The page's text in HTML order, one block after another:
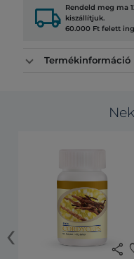
local_shipping Rendeld meg ma
kiszállítjuk.
60.000 Ft felett
Termékinformáció
share
‹